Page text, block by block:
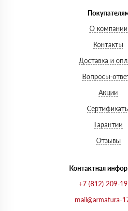
О компании
Контакты
Доставка и
Вопросы-
Акции
Гарантии
Отзывы
Контактная
+7 (812) 209-
mail@armatura-